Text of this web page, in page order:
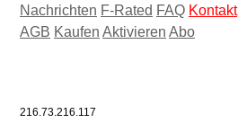
Nachrichten F-Rated FAQ Kontakt
AGB Kaufen Aktivieren Abo
216.73.216.117